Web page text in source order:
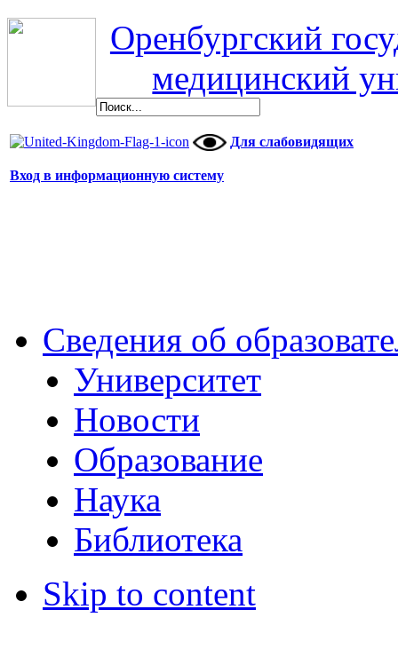
Оренбургский
медицинский
Для слабовидящих
Вход в информационную систему
Сведения об
Университет
Новости
Образование
Наука
Библиотека
Skip to content